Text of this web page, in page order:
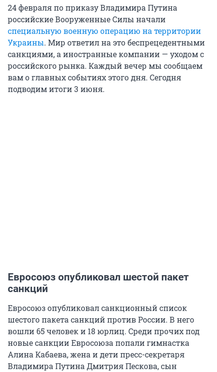
24 февраля по приказу Владимира Путина
российские Вооруженные Силы начали
специальную военную операцию на территории
Украины. Мир ответил на это беспрецедентными
санкциями, а иностранные компании — уходом с
российского рынка. Каждый вечер мы сообщаем
вам о главных событиях этого дня. Сегодня
подводим итоги 3 июня.
Евросоюз опубликовал шестой пакет
санкций
Евросоюз опубликовал санкционный список
шестого пакета санкций против России. В него
вошли 65 человек и 18 юрлиц. Среди прочих под
новые санкции Евросоюза попали гимнастка
Алина Кабаева, жена и дети пресс-секретаря
Владимира Путина Дмитрия Пескова, сын